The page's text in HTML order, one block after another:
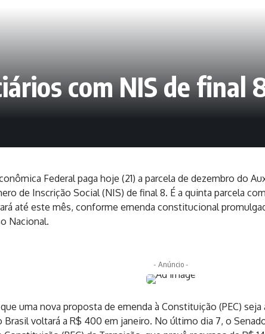
com NIS de final
Federal paga hoje (21) a parcela de dezembro do
de Inscrição Social (NIS) de final 8. É a quinta parcela
até este mês, conforme emenda constitucional
Nacional.
- Anúncio -
uma nova proposta de emenda à Constituição (PEC)
Brasil voltará a R$ 400 em janeiro. No último dia 7, o